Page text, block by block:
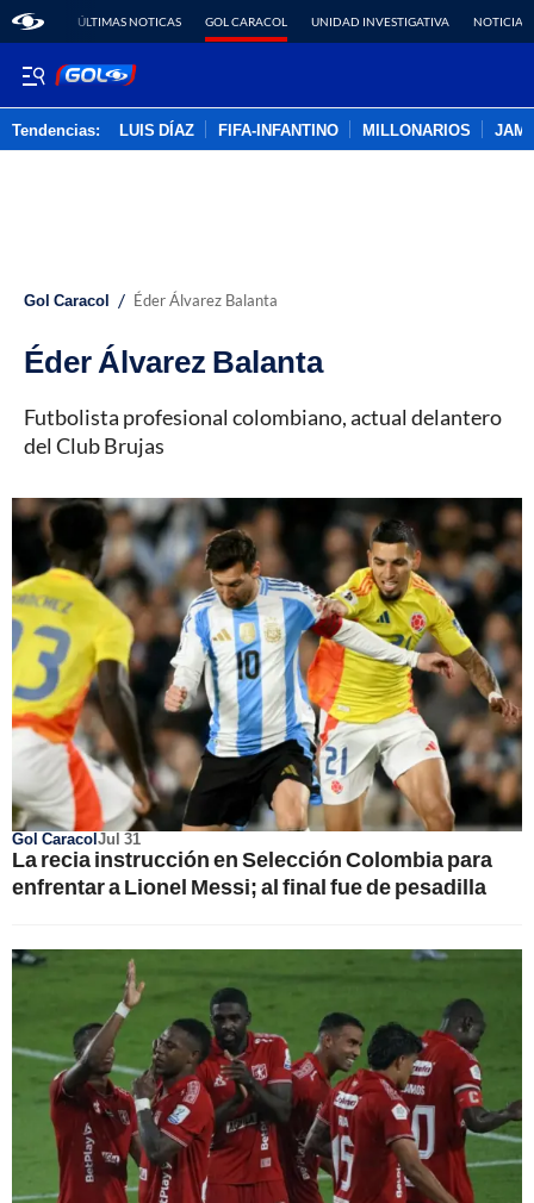
ÚLTIMAS NOTICAS GOL CARACOL UNIDAD INVESTIGATIVA NOTICIAS
Tendencias: LUIS DÍAZ FIFA-INFANTINO MILLONARIOS
Gol Caracol / Éder Álvarez Balanta
Éder Álvarez Balanta
Futbolista profesional colombiano, actual delantero
del Club Brujas
Gol CaracolJul 31
La recia instrucción en Selección Colombia para
enfrentar a Lionel Messi; al final fue de pesadilla